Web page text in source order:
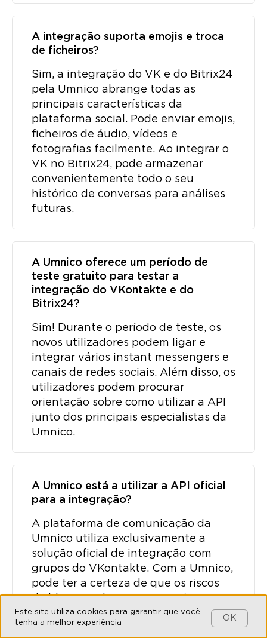
A integração suporta emojis e troca
de ficheiros?
Sim, a integração do VK e do Bitrix24
pela Umnico abrange todas as
principais características da
plataforma social. Pode enviar emojis,
ficheiros de áudio, vídeos e
fotografias facilmente. Ao integrar o
VK no Bitrix24, pode armazenar
convenientemente todo o seu
histórico de conversas para análises
futuras.
A Umnico oferece um período de
teste gratuito para testar a
integração do VKontakte e do
Bitrix24?
Sim! Durante o período de teste, os
novos utilizadores podem ligar e
integrar vários instant messengers e
canais de redes sociais. Além disso, os
utilizadores podem procurar
orientação sobre como utilizar a API
junto dos principais especialistas da
Umnico.
A Umnico está a utilizar a API oficial
para a integração?
A plataforma de comunicação da
Umnico utiliza exclusivamente a
solução oficial de integração com
grupos do VKontakte. Com a Umnico,
pode ter a certeza de que os riscos
de bloqueio de uma conta são
mínimos, uma vez que a segurança e
a estabilidade da partilha de dados
Este site utiliza cookies para garantir que você
tenha a melhor experiência
OK